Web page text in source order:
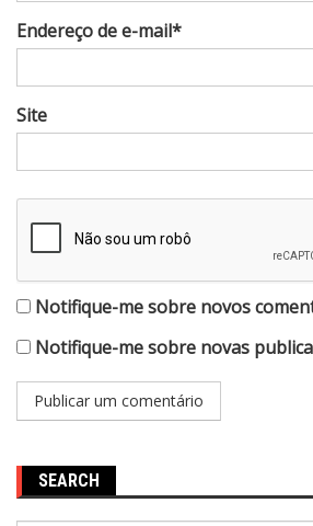
Endereço de e-mail*
Site
Notifique-me sobre novos
Notifique-me sobre novas
SEARCH